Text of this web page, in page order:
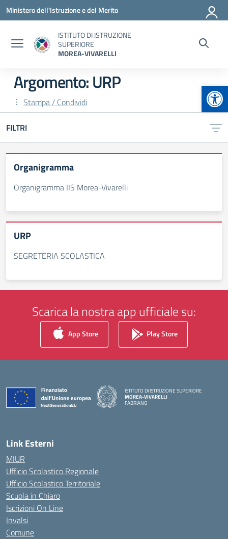
Vai ai contenuti
Vai al menu di navigazione
Vai al footer
Ministero dell'Istruzione e del Merito
ISTITUTO DI ISTRUZIONE
SUPERIORE
MOREA-VIVARELLI
Argomento: URP
Stampa / Condividi
FILTRI
Organigramma
Organigramma IIS Morea-Vivarelli
URP
SEGRETERIA SCOLASTICA
Scarica la nostra app ufficiale su:
App Store Play Store
ISTITUTO DI ISTRUZIONE SUPERIORE
MOREA-VIVARELLI
FABRIANO
Link Esterni
MIUR
Ufficio Scolastico Regionale
Ufficio Scolastico Territoriale
Scuola in Chiaro
Iscrizioni On Line
Invalsi
Comune